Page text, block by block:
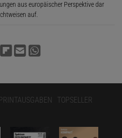
aus europäischer Perspektive dar
auf.
PRINTAUSGABEN TOPSELLER